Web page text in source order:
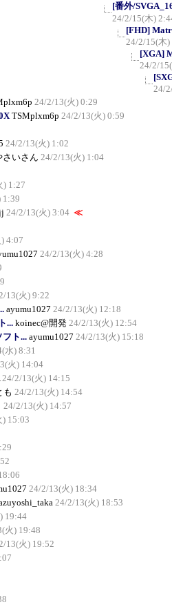
[番外/
24/2/15(木)
[FHD]
24/2/15(木)
[XGA]
24/2/
24/
24/2/13(火) 0:29
TSMplxm6p 24/2/13(火) 0:59
24/2/13(火) 1:02
さいさん 24/2/13(火) 1:04
) 1:27
1:39
24/2/13(火) 3:04 ≪
4:07
24/2/13(火) 4:28
13(火) 9:22
ayumu1027 24/2/13(火) 12:18
... koinec@開発 24/2/13(火) 12:54
ト... ayumu1027 24/2/13(火) 15:18
水) 8:31
火) 14:04
24/2/13(火) 14:15
も 24/2/13(火) 14:54
24/2/13(火) 14:57
15:03
24/2/13(火) 18:34
24/2/13(火) 18:53
19:44
火) 19:48
13(火) 19:52